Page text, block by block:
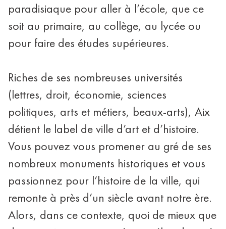
paradisiaque pour aller à l’école, que ce
soit au primaire, au collège, au lycée ou
pour faire des études supérieures.
Riches de ses nombreuses universités
(lettres, droit, économie, sciences
politiques, arts et métiers, beaux-arts), Aix
détient le label de ville d’art et d’histoire.
Vous pouvez vous promener au gré de ses
nombreux monuments historiques et vous
passionnez pour l’histoire de la ville, qui
remonte à près d’un siècle avant notre ère.
Alors, dans ce contexte, quoi de mieux que